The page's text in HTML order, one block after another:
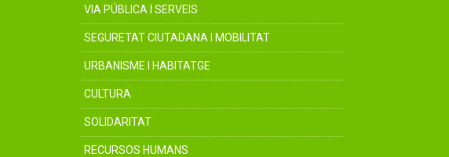
VIA PÚBLICA I SERVEIS
SEGURETAT CIUTADANA I MOBILITAT
URBANISME I HABITATGE
CULTURA
SOLIDARITAT
RECURSOS HUMANS